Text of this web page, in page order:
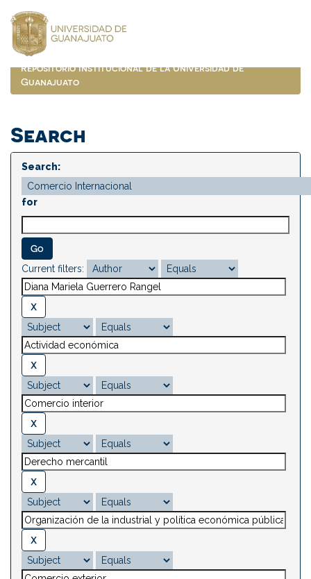
navigation
Repositorio Institucional de la Universidad de
Guanajuato
Search
Search:
for
Current filters: